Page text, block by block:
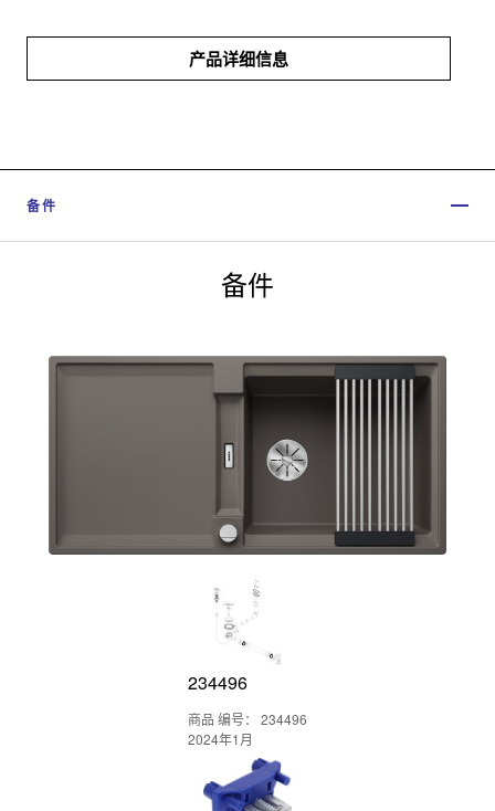
产品详细信息
备件
备件
234496
商品 编号： 234496
2024年1月